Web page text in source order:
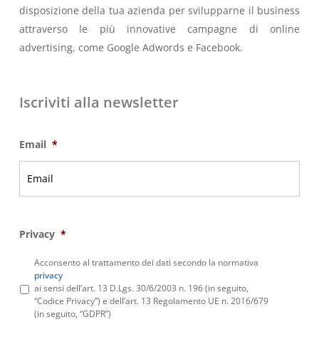
disposizione della tua azienda per svilupparne il business
attraverso le più innovative campagne di online
advertising, come Google Adwords e Facebook.
Iscriviti alla newsletter
Email *
Privacy *
Acconsento al trattamento dei dati secondo la normativa
privacy
ai sensi dell’art. 13 D.Lgs. 30/6/2003 n. 196 (in seguito,
“Codice Privacy”) e dell’art. 13 Regolamento UE n. 2016/679
(in seguito, “GDPR”)